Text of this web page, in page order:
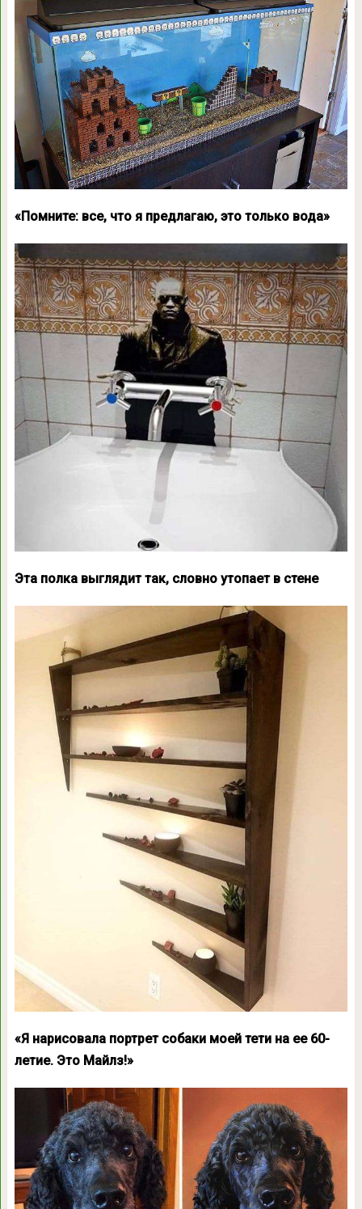
«Помните: все, что я предлагаю, это только вода»
Эта полка выглядит так, словно утопает в стене
«Я нарисовала портрет собаки моей тети на ее 60-
летие. Это Майлз!»